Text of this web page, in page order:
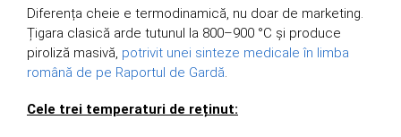
Diferența cheie e termodinamică, nu doar de marketing.
Țigara clasică arde tutunul la 800–900 °C și produce
piroliză masivă, potrivit unei sinteze medicale în limba
română de pe Raportul de Gardă.
Cele trei temperaturi de reținut: